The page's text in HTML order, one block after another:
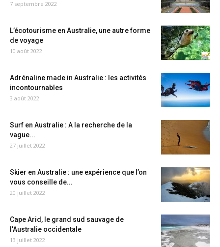
7 septembre 2022
L’écotourisme en Australie, une autre forme
de voyage
10 août 2022
Adrénaline made in Australie : les activités
incontournables
3 août 2022
Surf en Australie : A la recherche de la
vague...
27 juillet 2022
Skier en Australie : une expérience que l’on
vous conseille de...
20 juillet 2022
Cape Arid, le grand sud sauvage de
l’Australie occidentale
13 juillet 2022